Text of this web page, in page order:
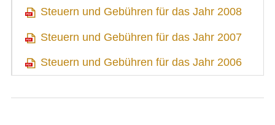
Steuern und Gebühren für das Jahr 2008
Steuern und Gebühren für das Jahr 2007
Steuern und Gebühren für das Jahr 2006